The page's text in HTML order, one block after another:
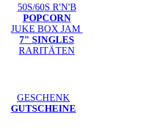
50S/60S R'N'B
POPCORN
JUKE BOX JAM
7" SINGLES
RARITÄTEN
GESCHENK
GUTSCHEINE